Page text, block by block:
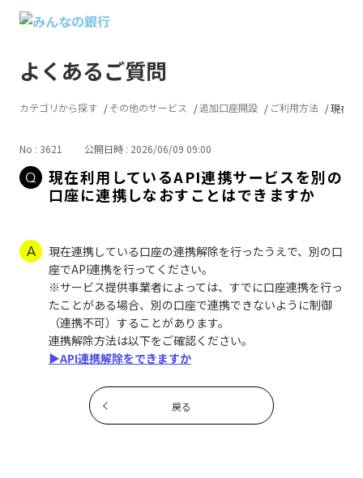
よくあるご質問
カテゴリから探す その他のサービス 追加口座開設 ご利用方法 現在利
No : 3621 公開日時 : 2026/06/09 09:00
現在利用しているAPI連携サービスを別の
口座に連携しなおすことはできますか
現在連携している口座の連携解除を行ったうえで、別の口
座でAPI連携を行ってください。
※サービス提供事業者によっては、すでに口座連携を行っ
たことがある場合、別の口座で連携できないように制御
（連携不可）することがあります。
連携解除方法は以下をご確認ください。
▶API連携解除をできますか
戻る